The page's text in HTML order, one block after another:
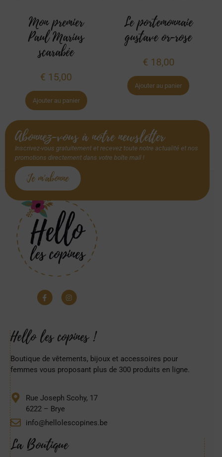
Mon premier
Paul Marius
scarabée
€ 15,00
Ajouter au panier
Le portemonnaie
gustave or-rose
€ 18,00
Ajouter au panier
Abonnez-vous à notre newsletter
Inscrivez-vous gratuitement et recevez toute notre actualité et nos
promotions directement dans votre boîte mail !
Je m'abonne
Hello les copines !
Boutique de vêtements, bijoux et accessoires pour
femmes vous proposant plus de 300 produits en ligne.
Rue Joseph Scohy, 17
6222 – Brye
info@hellolescopines.be
La Boutique